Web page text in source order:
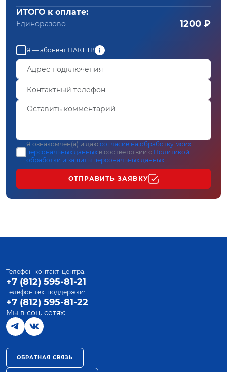
ИТОГО к оплате:
Единоразово 1200 ₽
Я — абонент ПАКТ ТВ
Я ознакомлен(а) и даю согласие на обработку моих
персональных данных в соответствии с Политикой
обработки и защиты персональных данных
ОТПРАВИТЬ ЗАЯВКУ
Телефон контакт-центра:
+7 (812) 595-81-21
Телефон тех. поддержки:
+7 (812) 595-81-22
Мы в соц. сетях:
ОБРАТНАЯ СВЯЗЬ